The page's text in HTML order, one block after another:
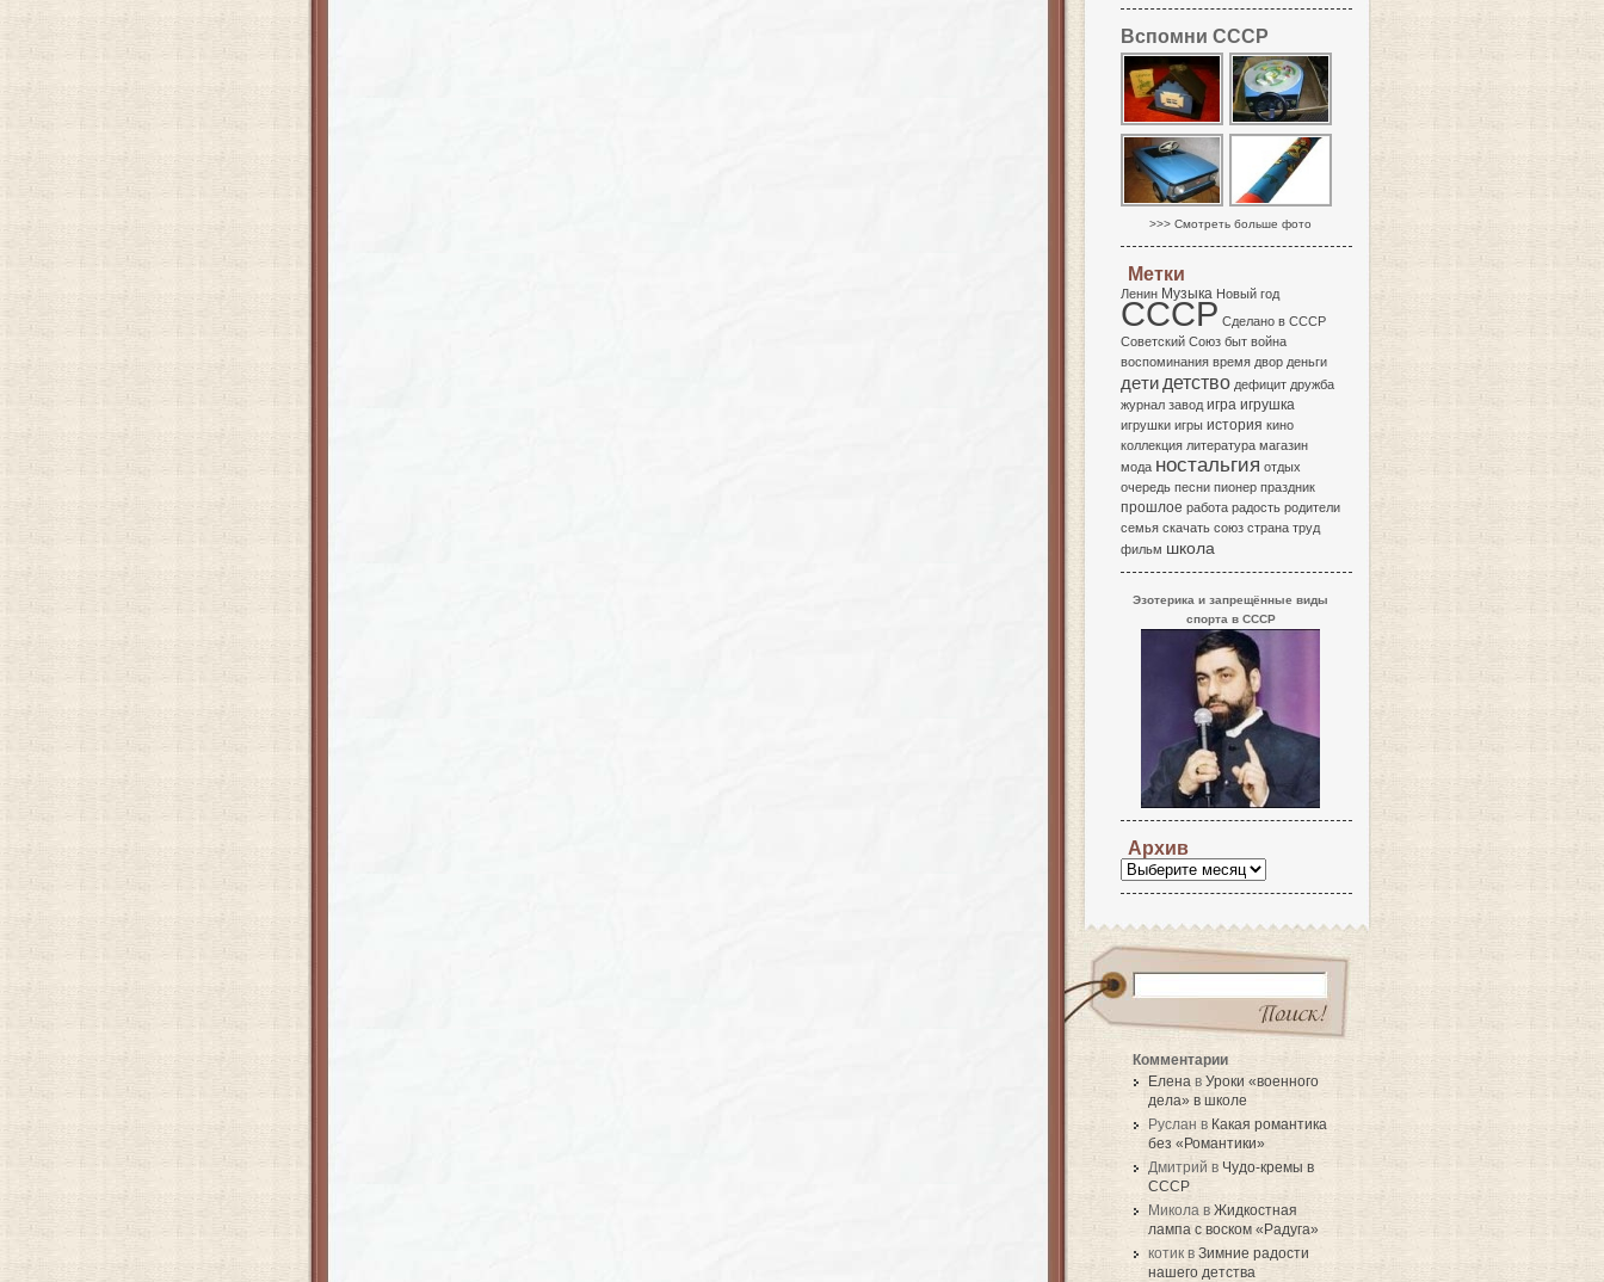
Вспомни СССР
>>> Смотреть больше фото
Метки
Ленин Музыка Новый год
СССР Сделано в СССР
Советский Союз быт война
воспоминания время двор деньги
дети детство дефицит дружба
журнал завод игра игрушка
игрушки игры история кино
коллекция литература магазин
мода ностальгия отдых
очередь песни пионер праздник
прошлое работа радость родители
семья скачать союз страна труд
фильм школа
Эзотерика и запрещённые виды
спорта в СССР
Архив
Комментарии
Елена в Уроки «военного
дела» в школе
Руслан в Какая романтика
без «Романтики»
Дмитрий в Чудо-кремы в
СССР
Микола в Жидкостная
лампа с воском «Радуга»
котик в Зимние радости
нашего детства